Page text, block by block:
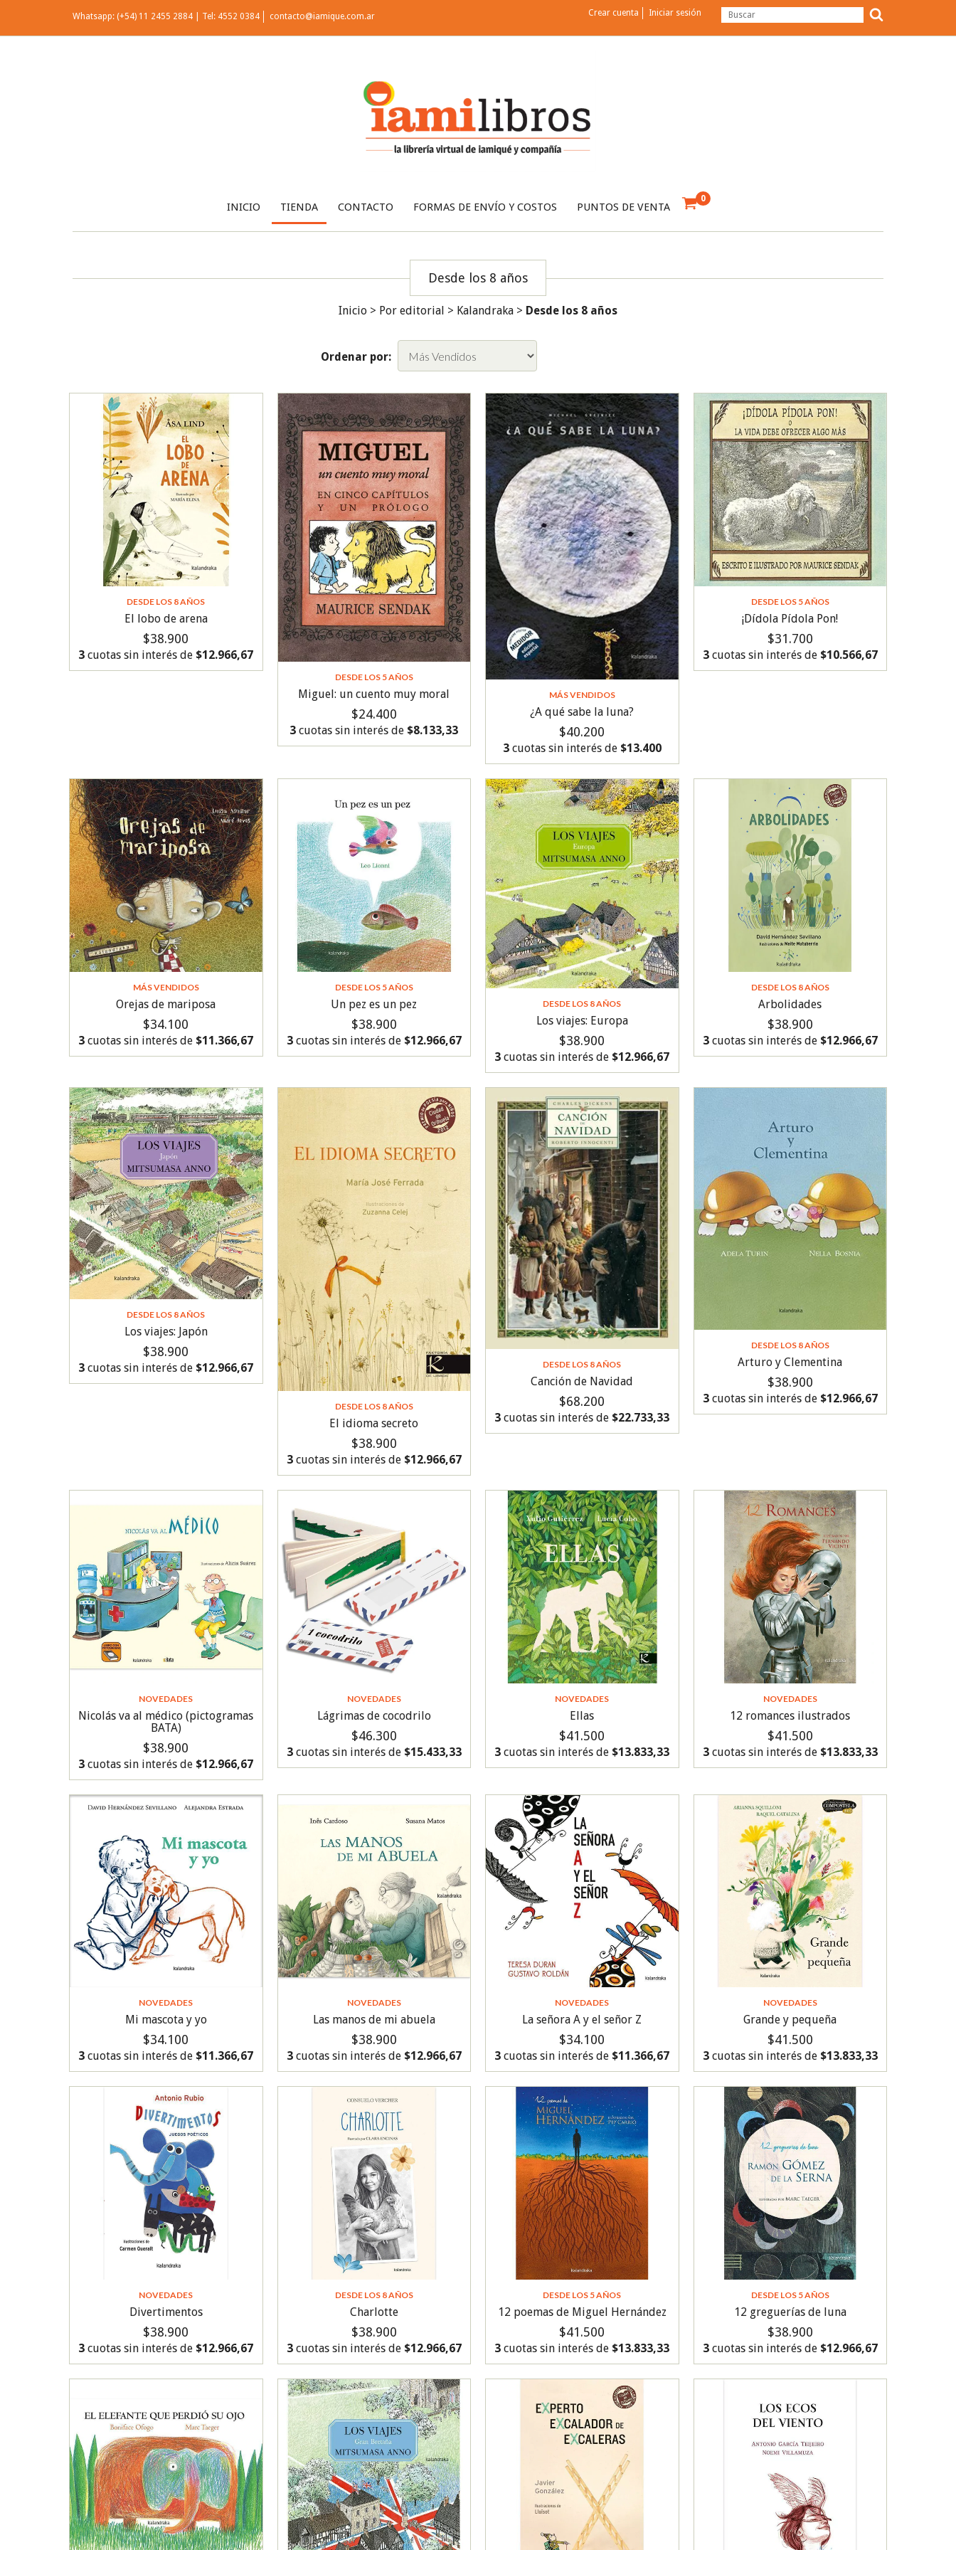
Whatsapp: (+54) 11 2455 2884 | Tel: 4552 0384 contacto@iamique.com.ar Crear cuenta Iniciar sesión
INICIO TIENDA CONTACTO FORMAS DE ENVÍO Y COSTOS PUNTOS DE VENTA
0
Desde los 8 años
Inicio > Por editorial > Kalandraka > Desde los 8 años
Ordenar por:
DESDE LOS 8 AÑOS
El lobo de arena
$38.900
3 cuotas sin interés de $12.966,67
DESDE LOS 5 AÑOS
Miguel: un cuento muy moral
$24.400
3 cuotas sin interés de $8.133,33
MÁS VENDIDOS
¿A qué sabe la luna?
$40.200
3cuotas sin interés de $13.400
DESDE LOS 5 AÑOS
¡Dídola Pídola Pon!
$31.700
3cuotas sin interés de $10.566,67
MÁS VENDIDOS
Orejas de mariposa
$34.100
3 cuotas sin interés de $11.366,67
DESDE LOS 5 AÑOS
Un pez es un pez
$38.900
3cuotas sin interés de $12.966,67
DESDE LOS 8 AÑOS
Los viajes: Europa
$38.900
3 cuotas sin interés de $12.966,67
DESDE LOS 8 AÑOS
Arbolidades
$38.900
3cuotas sin interés de $12.966,67
DESDE LOS 8 AÑOS
Los viajes: Japón
$38.900
3 cuotas sin interés de $12.966,67
DESDE LOS 8 AÑOS
El idioma secreto
$38.900
3cuotas sin interés de $12.966,67
DESDE LOS 8 AÑOS
Canción de Navidad
$68.200
3 cuotas sin interés de $22.733,33
DESDE LOS 8 AÑOS
Arturo y Clementina
$38.900
3cuotas sin interés de $12.966,67
NOVEDADES
Nicolás va al médico (pictogramas
BATA)
$38.900
3 cuotas sin interés de $12.966,67
NOVEDADES
Lágrimas de cocodrilo
$46.300
3cuotas sin interés de $15.433,33
NOVEDADES
Ellas
$41.500
3 cuotas sin interés de $13.833,33
NOVEDADES
12 romances ilustrados
$41.500
3cuotas sin interés de $13.833,33
NOVEDADES
Mi mascota y yo
$34.100
3 cuotas sin interés de $11.366,67
NOVEDADES
Las manos de mi abuela
$38.900
3cuotas sin interés de $12.966,67
NOVEDADES
La señora A y el señor Z
$34.100
3 cuotas sin interés de $11.366,67
NOVEDADES
Grande y pequeña
$41.500
3cuotas sin interés de $13.833,33
NOVEDADES
Divertimentos
$38.900
3 cuotas sin interés de $12.966,67
DESDE LOS 8 AÑOS
Charlotte
$38.900
3cuotas sin interés de $12.966,67
DESDE LOS 5 AÑOS
12 poemas de Miguel Hernández
$41.500
3 cuotas sin interés de $13.833,33
DESDE LOS 5 AÑOS
12 greguerías de luna
$38.900
3cuotas sin interés de $12.966,67